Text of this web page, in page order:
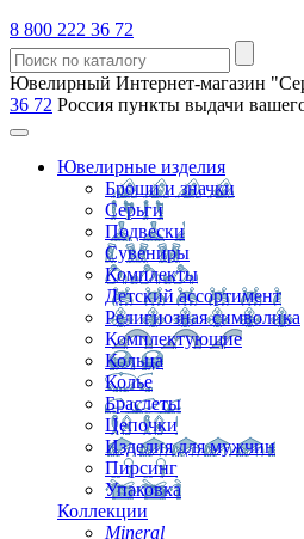
8 800 222 36 72
Ювелирный Интернет-магазин
36 72 Россия пункты выдачи
Ювелирные изделия
Броши и значки
Серьги
Подвески
Сувениры
Комплекты
Детский ассортимент
Религиозная символика
Комплектующие
Кольца
Колье
Браслеты
Цепочки
Изделия для мужчин
Пирсинг
Упаковка
Коллекции
Mineral